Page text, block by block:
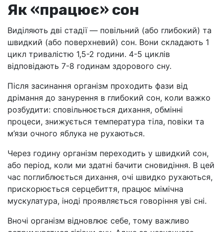
Як «працює» сон
Виділяють дві стадії — повільний (або глибокий) та
швидкий (або поверхневий) сон. Вони складають 1
цикл тривалістю 1,5-2 години. 4-5 циклів
відповідають 7-8 годинам здорового сну.
Після засинання організм проходить фази від
дрімання до занурення в глибокий сон, коли важко
розбудити: сповільнюється дихання, обмінні
процеси, знижується температура тіла, повіки та
м’язи очного яблука не рухаються.
Через годину організм переходить у швидкий сон,
або період, коли ми здатні бачити сновидіння. В цей
час поглиблюється дихання, очі швидко рухаються,
прискорюється серцебиття, працює мімічна
мускулатура, іноді проявляється говоріння уві сні.
Вночі організм відновлює себе, тому важливо